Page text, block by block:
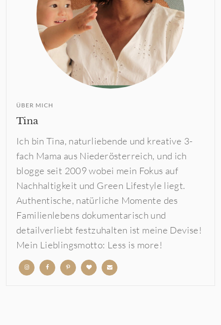
ÜBER MICH
Tina
Ich bin Tina, naturliebende und kreative 3-
fach Mama aus Niederösterreich, und ich
blogge seit 2009 wobei mein Fokus auf
Nachhaltigkeit und Green Lifestyle liegt.
Authentische, natürliche Momente des
Familienlebens dokumentarisch und
detailverliebt festzuhalten ist meine Devise!
Mein Lieblingsmotto: Less is more!